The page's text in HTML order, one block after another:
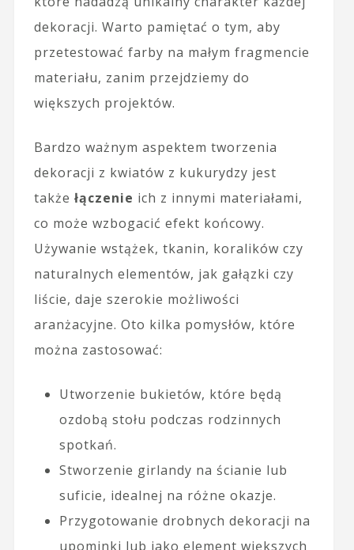
dekoracji. Warto pamiętać o tym, aby
przetestować farby na małym fragmencie
materiału, zanim przejdziemy do
większych projektów.
Bardzo ważnym aspektem tworzenia
dekoracji z kwiatów z kukurydzy jest
także łączenie ich z innymi materiałami,
co może wzbogacić efekt końcowy.
Używanie wstążek, tkanin, koralików czy
naturalnych elementów, jak gałązki czy
liście, daje szerokie możliwości
aranżacyjne. Oto kilka pomysłów, które
można zastosować:
Utworzenie bukietów, które będą
ozdobą stołu podczas rodzinnych
spotkań.
Stworzenie girlandy na ścianie lub
suficie, idealnej na różne okazje.
Przygotowanie drobnych dekoracji na
upominki lub jako element większych